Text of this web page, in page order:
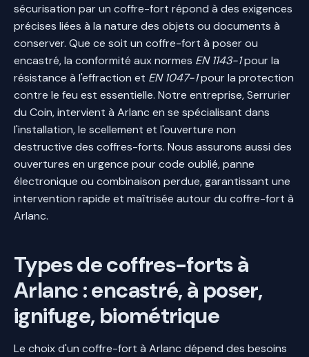
sécurisation par un coffre-fort répond à des exigences
précises liées à la nature des objets ou documents à
conserver. Que ce soit un coffre-fort à poser ou
encastré, la conformité aux normes EN 1143-1pour la
résistance à l'effraction et EN 1047-1pour la protection
contre le feu est essentielle. Notre entreprise, Serrurier
du Coin, intervient à Arlanc en se spécialisant dans
l'installation, le scellement et l'ouverture non
destructive des coffres-forts. Nous assurons aussi des
ouvertures en urgence pour code oublié, panne
électronique ou combinaison perdue, garantissant une
intervention rapide et maîtrisée autour du coffre-fort à
Arlanc.
Types de coffres-forts à
Arlanc : encastré, à poser,
ignifuge, biométrique
Le choix d'un coffre-fort à Arlanc dépend des besoins